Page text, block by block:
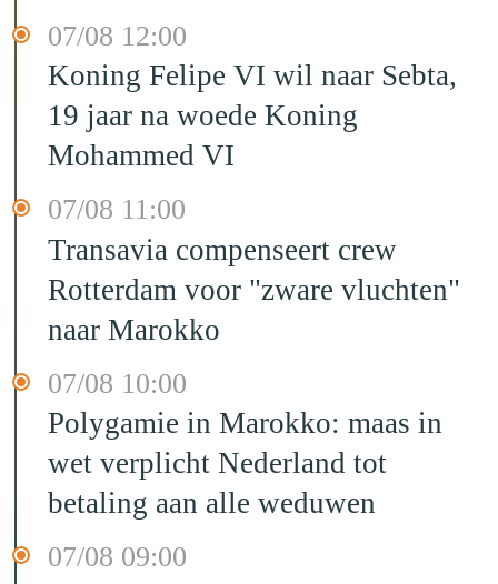
07/08 12:00
Koning Felipe VI wil naar Sebta,
19 jaar na woede Koning
Mohammed VI
07/08 11:00
Transavia compenseert crew
Rotterdam voor "zware vluchten"
naar Marokko
07/08 10:00
Polygamie in Marokko: maas in
wet verplicht Nederland tot
betaling aan alle weduwen
07/08 09:00